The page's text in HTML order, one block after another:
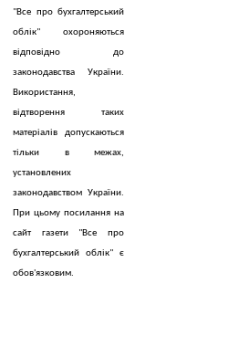
"Все про бухгалтерський
облік" охороняються
відповідно до
законодавства України.
Використання,
відтворення таких
матеріалів допускаються
тільки в межах,
установлених
законодавством України.
При цьому посилання на
сайт газети "Все про
бухгалтерський облік" є
обов'язковим.